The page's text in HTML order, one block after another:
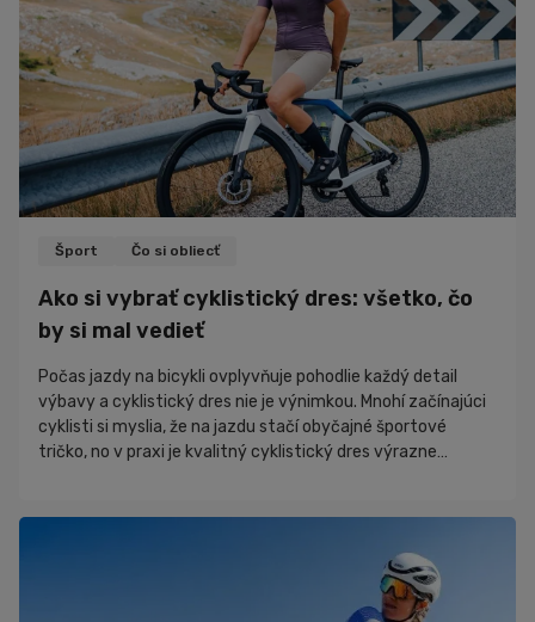
Šport Čo si obliecť
Ako si vybrať cyklistický dres: všetko, čo
by si mal vedieť
Počas jazdy na bicykli ovplyvňuje pohodlie každý detail
výbavy a cyklistický dres nie je výnimkou. Mnohí začínajúci
cyklisti si myslia, že na jazdu stačí obyčajné športové
tričko, no v praxi je kvalitný cyklistický dres výrazne
vybrať model, ktorý bude vyhovovať práve tebe.